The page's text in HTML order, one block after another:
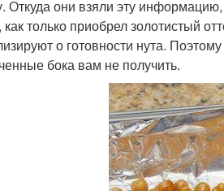
Откуда они взяли эту
как только приобрел золотистый
о готовности нута.
бока вам не получить.